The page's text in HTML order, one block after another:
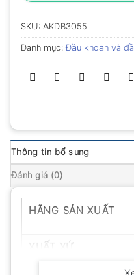
SKU: AKDB3055
Danh mục:Đầu khoan và
Thông tin bổ sung
Đánh giá (0)
HÃNG SẢN XUẤT